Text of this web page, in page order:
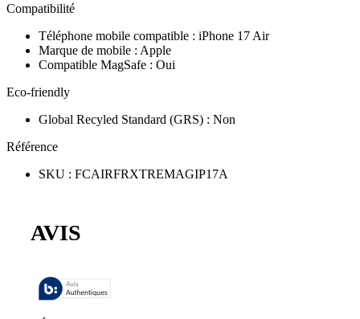
Compatibilité
Téléphone mobile compatible : iPhone 17 Air
Marque de mobile : Apple
Compatible MagSafe : Oui
Eco-friendly
Global Recyled Standard (GRS) : Non
Référence
SKU : FCAIRFRXTREMAGIP17A